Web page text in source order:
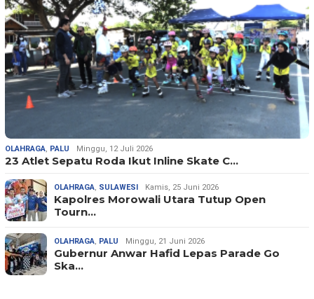
OLAHRAGA, PALU Minggu, 12 Juli 2026
23 Atlet Sepatu Roda Ikut Inline Skate C…
OLAHRAGA, SULAWESI Kamis, 25 Juni 2026
Kapolres Morowali Utara Tutup Open
Tourn…
OLAHRAGA, PALU Minggu, 21 Juni 2026
Gubernur Anwar Hafid Lepas Parade Go
Ska…